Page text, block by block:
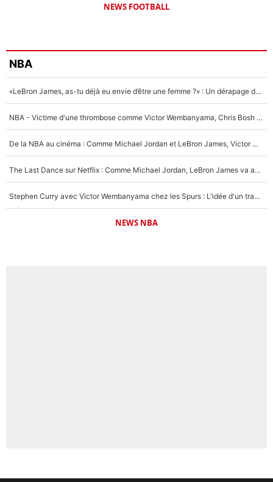
NEWS FOOTBALL
NBA
«LeBron James, as-tu déjà eu envie d’être une femme ?» : Un dérapage de Donald Trump sur la superstar de la NBA refait surface
NBA - Victime d'une thrombose comme Victor Wembanyama, Chris Bosh prévient le Français des risques sur sa santé : «J’ai failli mourir sur le coup et j’ai été ramené à la vie»
De la NBA au cinéma : Comme Michael Jordan et LeBron James, Victor Wembanyama rêve d'une carrière d'acteur !
The Last Dance sur Netflix : Comme Michael Jordan, LeBron James va avoir le droit à sa série !
Stephen Curry avec Victor Wembanyama chez les Spurs : L'idée d'un trade historique est lancée en NBA !
NEWS NBA